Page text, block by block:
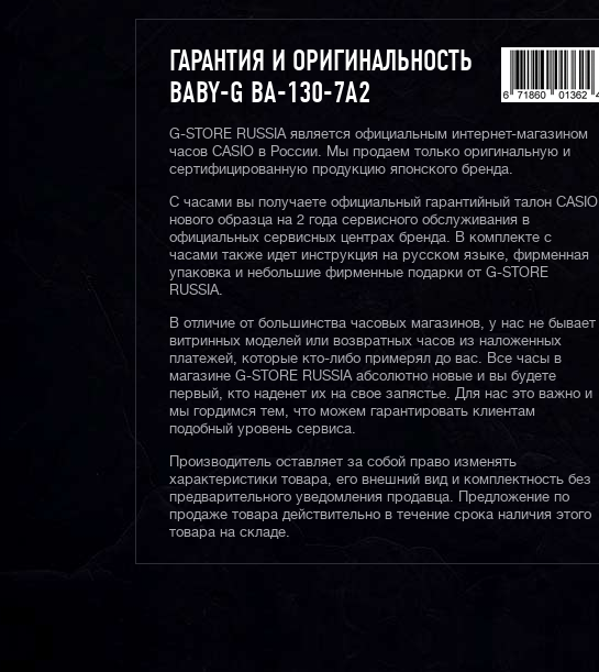
ГАРАНТИЯ И ОРИГИНАЛЬНОСТЬ
BABY-G BA-130-7A2
G-STORE RUSSIA является официальным интернет-магазином
часов CASIO в России. Мы продаем только оригинальную и
сертифицированную продукцию японского бренда.
С часами вы получаете официальный гарантийный талон CASIO
нового образца на 2 года сервисного обслуживания в
официальных сервисных центрах бренда. В комплекте с
часами также идет инструкция на русском языке, фирменная
упаковка и небольшие фирменные подарки от G-STORE
RUSSIA.
В отличие от большинства часовых магазинов, у нас не бывает
витринных моделей или возвратных часов из наложенных
платежей, которые кто-либо примерял до вас. Все часы в
магазине G-STORE RUSSIA абсолютно новые и вы будете
первый, кто наденет их на свое запястье. Для нас это важно и
мы гордимся тем, что можем гарантировать клиентам
подобный уровень сервиса.
Производитель оставляет за собой право изменять
характеристики товара, его внешний вид и комплектность без
предварительного уведомления продавца. Предложение по
продаже товара действительно в течение срока наличия этого
товара на складе.